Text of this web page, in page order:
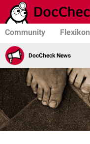
Community Flexikon
DocCheck News